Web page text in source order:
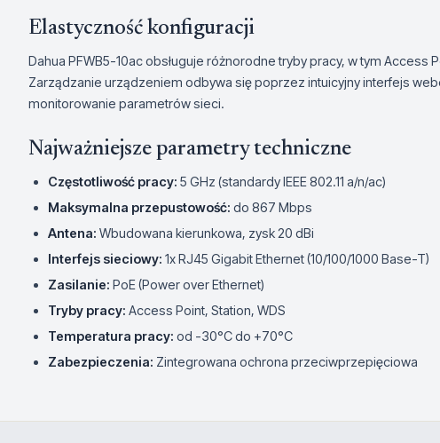
Elastyczność konfiguracji
Dahua PFWB5-10ac obsługuje różnorodne tryby pracy, w tym Access
Zarządzanie urządzeniem odbywa się poprzez intuicyjny interfejs
monitorowanie parametrów sieci.
Najważniejsze parametry techniczne
Częstotliwość pracy: 5 GHz (standardy IEEE 802.11 a/n/ac)
Maksymalna przepustowość: do 867 Mbps
Antena: Wbudowana kierunkowa, zysk 20 dBi
Interfejs sieciowy: 1x RJ45 Gigabit Ethernet (10/100/1000 Base-T)
Zasilanie: PoE (Power over Ethernet)
Tryby pracy: Access Point, Station, WDS
Temperatura pracy: od -30°C do +70°C
Zabezpieczenia: Zintegrowana ochrona przeciwprzepięciowa